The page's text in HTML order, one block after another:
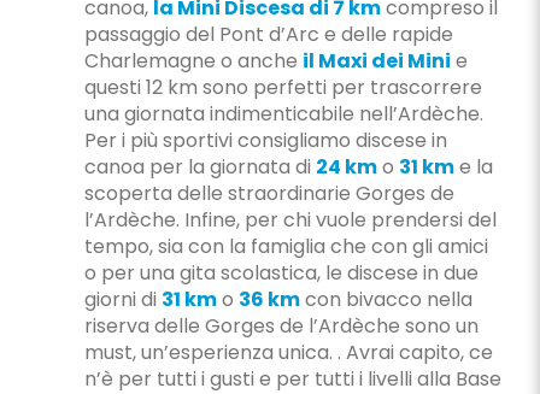
canoa, la Mini Discesa di 7 kmcompreso il
passaggio del Pont d’Arc e delle rapide
Charlemagne o anche il Maxi dei Mini e
questi 12 km sono perfetti per trascorrere
una giornata indimenticabile nell’Ardèche.
Per i più sportivi consigliamo discese in
canoa per la giornata di 24 kmo 31 kme la
scoperta delle straordinarie Gorges de
l’Ardèche. Infine, per chi vuole prendersi del
tempo, sia con la famiglia che con gli amici
o per una gita scolastica, le discese in due
giorni di 31 kmo 36 kmcon bivacco nella
riserva delle Gorges de l’Ardèche sono un
must, un’esperienza unica. . Avrai capito, ce
n’è per tutti i gusti e per tutti i livelli alla Base